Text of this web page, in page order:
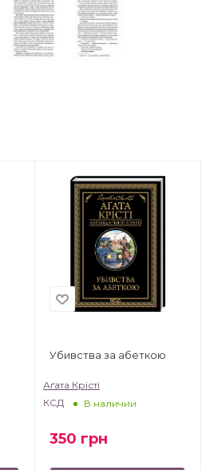
Убивства за абеткою
Аґата Крісті
КСД
В наличии
350 грн